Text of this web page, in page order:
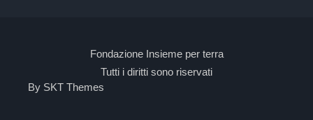
Fondazione Insieme per terra
Tutti i diritti sono riservati
By SKT Themes